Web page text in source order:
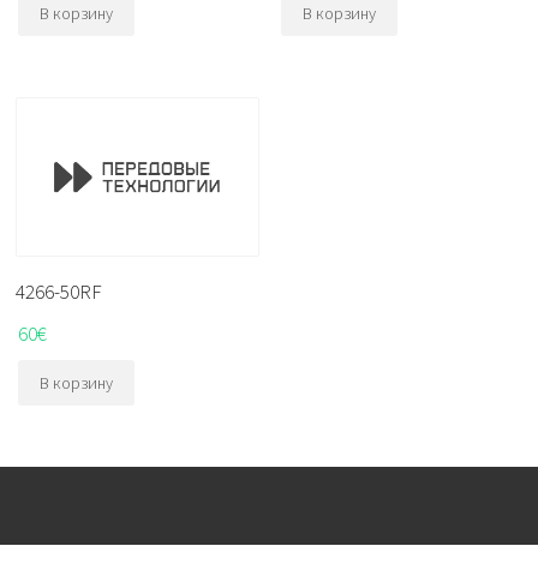
В корзину В корзину
4266-50RF
60€
В корзину